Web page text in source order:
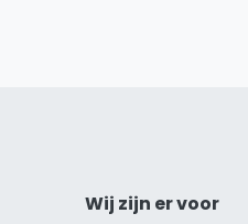
Wij zijn er voor